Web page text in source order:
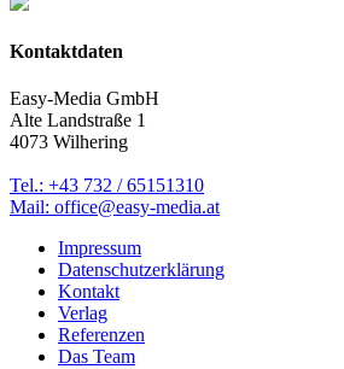
Kontaktdaten
Easy-Media GmbH
Alte Landstraße 1
4073 Wilhering
Tel.: +43 732 / 65151310
Mail: office@easy-media.at
Impressum
Datenschutzerklärung
Kontakt
Verlag
Referenzen
Das Team